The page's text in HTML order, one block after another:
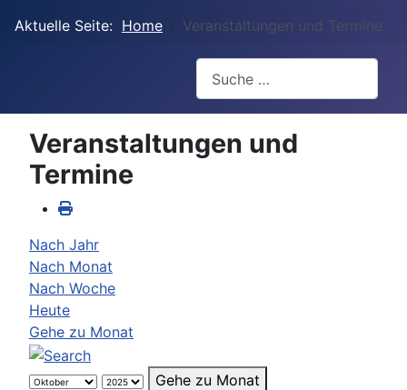
Aktuelle Seite: Home Veranstaltungen und Termine
Veranstaltungen und
Termine
Nach Jahr
Nach Monat
Nach Woche
Heute
Gehe zu Monat
Gehe zu Monat